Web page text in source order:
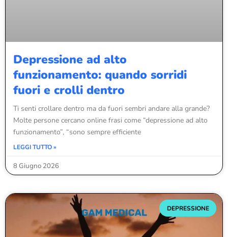
Depressione ad alto
funzionamento: quando sorridi
fuori e crolli dentro
Ti senti crollare dentro ma da fuori sembri andare alla grande?
Molte persone cercano online frasi come “depressione ad alto
funzionamento”, “sono sempre efficiente
LEGGI TUTTO »
8 Giugno 2026
DEPRESSIONE